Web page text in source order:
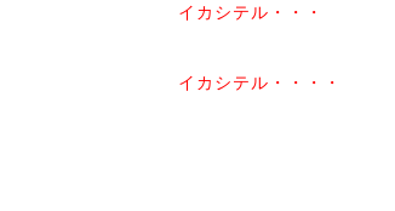
イカシテル・・・
イカシテル・・・・